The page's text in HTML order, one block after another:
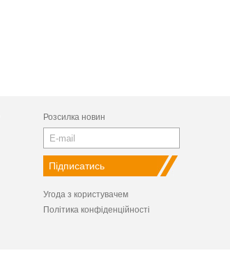
Розсилка новин
Угода з користувачем
Політика конфіденційності